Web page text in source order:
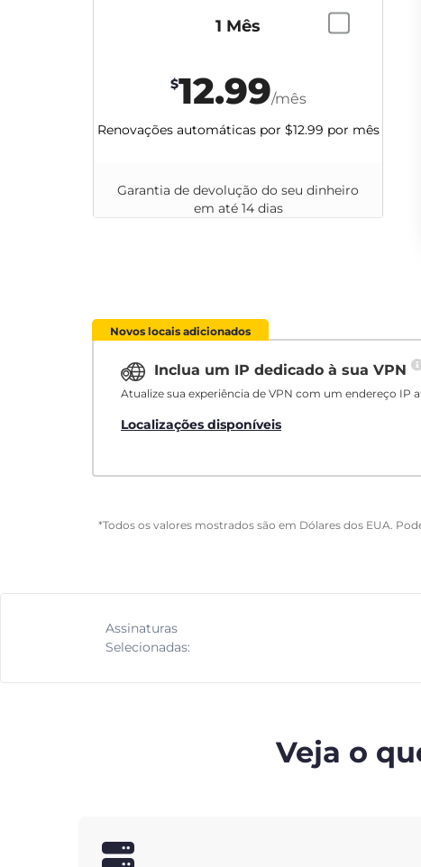
1 Mês
$12.99/mês
Renovações automáticas por $12.99 por mês
Garantia de devolução do seu dinheiro
em até 14 dias
Novos locais adicionados
Inclua um IP dedicado à sua VPN
Atualize sua experiência de VPN com um endereço IP
Localizações disponíveis
*Todos os valores mostrados são em Dólares dos EUA.
Assinaturas
Selecionadas:
Veja o